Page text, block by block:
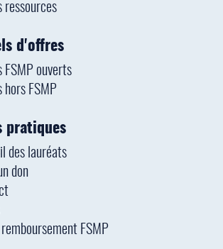
ressources
d'offres
FSMP ouverts
hors FSMP
pratiques
des lauréats
don
remboursement FSMP